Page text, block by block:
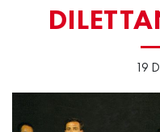
19